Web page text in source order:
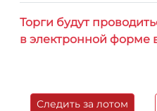
Торги будут
в электронной форме
Следить за лотом